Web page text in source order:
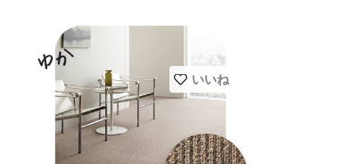
いいね